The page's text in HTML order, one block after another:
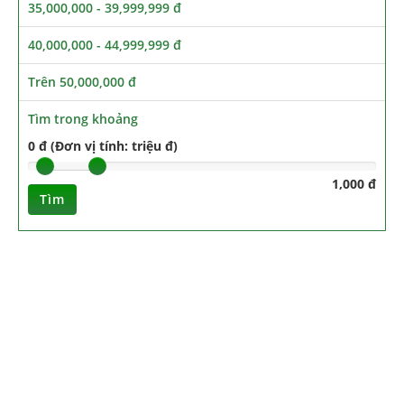
35,000,000 - 39,999,999 đ
40,000,000 - 44,999,999 đ
Trên 50,000,000 đ
Tìm trong khoảng
0 đ (Đơn vị tính: triệu đ)
1,000 đ
Tìm